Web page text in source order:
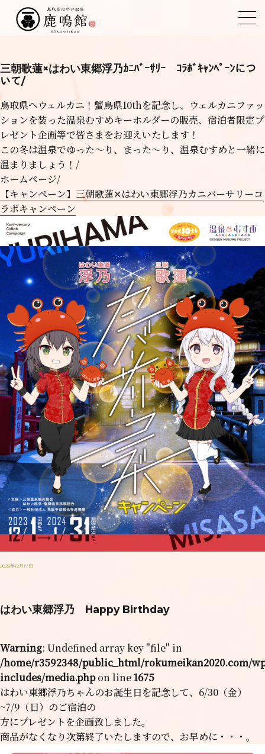
投稿者:館主
三朝歌蓮×はわい東郷浮乃ｶﾆﾊﾞｰｻﾘｰ ｺﾗﾎﾞｷｬﾝﾍﾟｰﾝにつ
いて/
鳥取県へウェルカニ！蟹鳥県10thを記念し、ウェルカニファッ
ションを装った温泉むすめキーホルダーの販売、宿泊者限定プ
レゼント企画等で皆さまをお迎えいたします！
この冬は温泉でゆった～り、まった～り、温泉むすめと一緒に
温まりましょう！/
ホームページ/
【キャンペーン】三朝歌蓮✕はわい東郷浮乃カニバーサリーコ
ラボキャンペーン
2023年12月17日
はわい東郷浮乃 Happy Birthday
Warning: Undefined array key "file" in
/home/r3592348/public_html/rokumeikan2020.com/
includes/media.phpon line1675
はわい東郷浮乃ちゃんのお誕生日を記念して、6/30（金）
~7/9（日）のご宿泊の
方にプレゼントを企画致しました。
商品がなくなり次第終了いたしますので、お早めに・・・。